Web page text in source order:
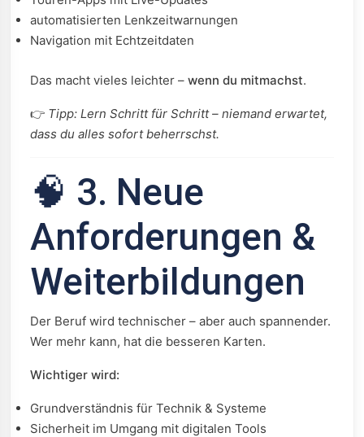
automatisierten Lenkzeitwarnungen
Navigation mit Echtzeitdaten
Das macht vieles leichter – wenn du mitmachst.
👉 Tipp: Lern Schritt für Schritt – niemand erwartet,
dass du alles sofort beherrschst.
🧠 3. Neue
Anforderungen &
Weiterbildungen
Der Beruf wird technischer – aber auch spannender.
Wer mehr kann, hat die besseren Karten.
Wichtiger wird:
Grundverständnis für Technik & Systeme
Sicherheit im Umgang mit digitalen Tools